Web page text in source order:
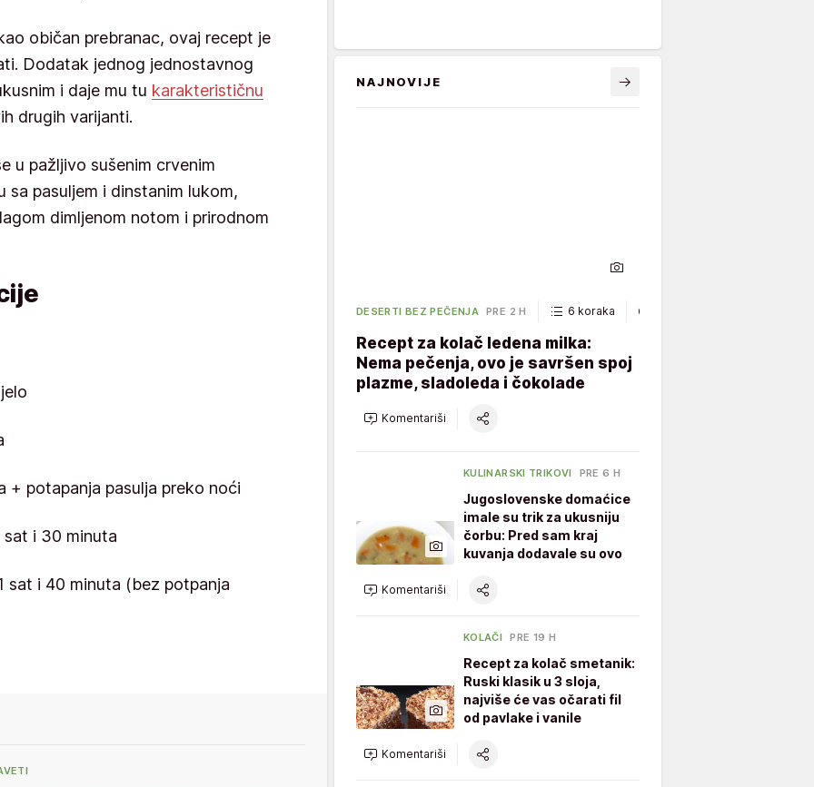
običan prebranac, ovaj recept je
Dodatak jednog jednostavnog
i daje mu tu karakterističnu
drugih varijanti.
u pažljivo sušenim crvenim
sa pasuljem i dinstanim lukom,
dimljenom notom i prirodnom
+ potapanja pasulja preko noći
sat i 30 minuta
sat i 40 minuta (bez potpanja
NAJNOVIJE
DESERTI BEZ PEČENJA PRE 2 H 6 koraka
Recept za kolač ledena milka:
Nema pečenja, ovo je savršen spoj
plazme, sladoleda i čokolade
Komentariši
KULINARSKI TRIKOVI PRE 6 H
Jugoslovenske domaćice
imale su trik za ukusniju
čorbu: Pred sam kraj
kuvanja dodavale su ovo
Komentariši
KOLAČI PRE 19 H
Recept za kolač smetanik:
Ruski klasik u 3 sloja,
najviše će vas očarati fil
od pavlake i vanile
Komentariši